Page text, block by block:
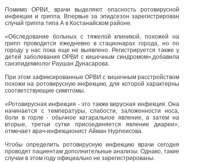
Помимо ОРВИ, врачи выделяют опасность ротовирусной
инфекции и гриппа. Впервые за эпидсезон зарегистрирован
случай гриппа типа А в Костанайском районе.
«Обследование больных с тяжелой клиникой, похожей на
грипп проводится ежедневно в стационарах города, но по
городу у нас пока еще не выявлено. Регистрируется также у
детей заболевания ОРВИ с кишечным синдромом»,добавила
санэпидемиолог Раушан Дунасарова.
При этом зафиксированные ОРВИ с кишечным расстройством
похожи на ротовирусную инфекцию, для которой характерны
соответствующие симптомы.
«Ротовирусная инфекция - это также вирусная инфекция. Она
начинается с температуры, слабости, заложенности носа,
боли в горле - обычное катаральное явление, а затем на
вторые, третьи сутки присоединяется явление диареи»,
отмечает врач-инфекционист Айман Нурпеисова.
Чтобы определить ротовирусную инфекцию врачи сегодня
проводят пациентам дополнительные анализы. Однако, такие
случаи в этом году официально не зарегистрированы.